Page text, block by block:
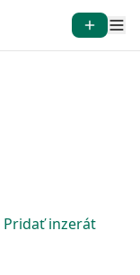
Pridať inzerát